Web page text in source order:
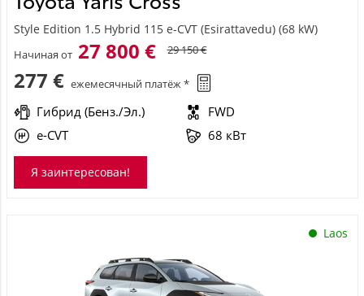
Style Edition 1.5 Hybrid 115 e-CVT (Esirattavedu) (68 kW)
Начиная от 27 800 € 29 150 €
277 € ежемесячный платёж *
Гибрид (Бенз./Эл.)
FWD
e-CVT
68 кВт
Я заинтересован!
Laos